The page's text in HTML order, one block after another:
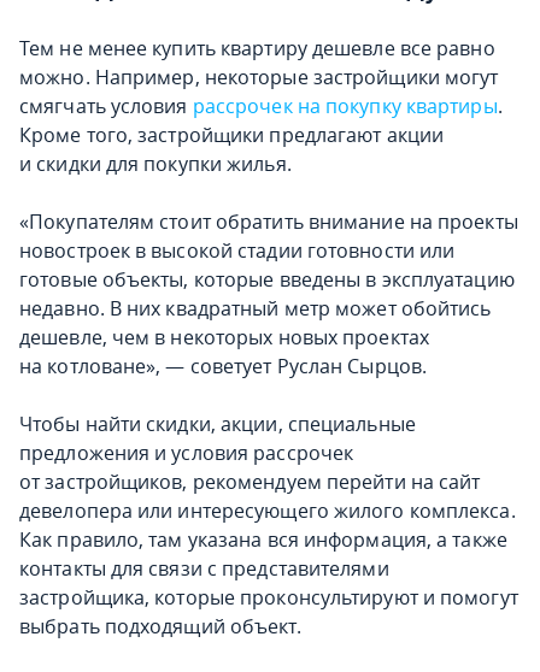
Тем не менее купить квартиру дешевле все равно
можно. Например, некоторые застройщики могут
смягчать условия рассрочек на покупку квартиры.
Кроме того, застройщики предлагают акции
и скидки для покупки жилья.
«Покупателям стоит обратить внимание на проекты
новостроек в высокой стадии готовности или
готовые объекты, которые введены в эксплуатацию
недавно. В них квадратный метр может обойтись
дешевле, чем в некоторых новых проектах
на котловане», — советует Руслан Сырцов.
Чтобы найти скидки, акции, специальные
предложения и условия рассрочек
от застройщиков, рекомендуем перейти на сайт
девелопера или интересующего жилого комплекса.
Как правило, там указана вся информация, а также
контакты для связи с представителями
застройщика, которые проконсультируют и помогут
выбрать подходящий объект.